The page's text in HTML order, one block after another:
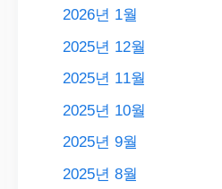
2026년 1월
2025년 12월
2025년 11월
2025년 10월
2025년 9월
2025년 8월